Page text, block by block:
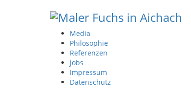
Media
Philosophie
Referenzen
Jobs
Impressum
Datenschutz